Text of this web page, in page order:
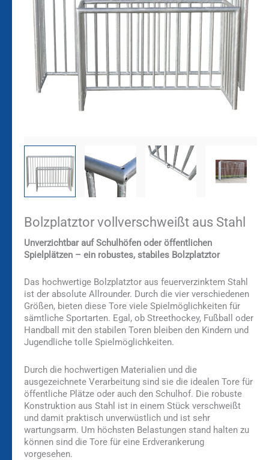
Bolzplatztor vollverschweißt aus Stahl
Unverzichtbar auf Schulhöfen oder öffentlichen
Spielplätzen – ein robustes, stabiles Bolzplatztor
Das hochwertige Bolzplatztor aus feuerverzinktem Stahl
ist der absolute Allrounder. Durch die vier verschiedenen
Größen, bieten diese Tore viele Spielmöglichkeiten für
sämtliche Sportarten. Egal, ob Streethockey, Fußball oder
Handball mit den stabilen Toren bleiben den Kindern und
Jugendliche tolle Spielmöglichkeiten.
Durch die hochwertigen Materialien und die
ausgezeichnete Verarbeitung sind sie die idealen Tore für
öffentliche Plätze oder auch den Schulhof. Die robuste
Konstruktion aus Stahl ist in einem Stück verschweißt
und damit praktisch unverwüstlich und ist sehr
wartungsarm. Um höchsten Belastungen stand halten zu
können sind die Tore für eine Erdverankerung
vorgesehen.